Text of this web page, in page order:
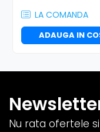
LA COMANDA
ADAUGA IN
Nu rata ofertele